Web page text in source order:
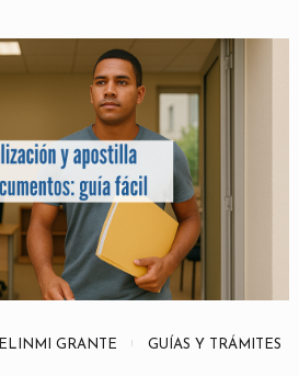
ELINMI GRANTE GUÍAS Y TRÁMITES